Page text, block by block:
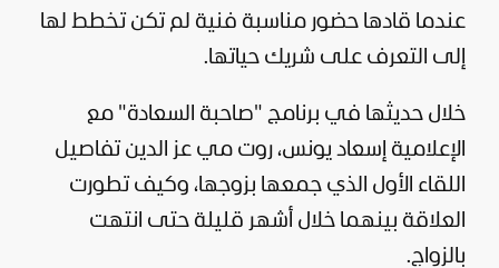
عندما قادها حضور مناسبة فنية لم تكن تخطط لها
إلى التعرف على شريك حياتها.
خلال حديثها في برنامج "صاحبة السعادة" مع
الإعلامية إسعاد يونس، روت مي عز الدين تفاصيل
اللقاء الأول الذي جمعها بزوجها، وكيف تطورت
العلاقة بينهما خلال أشهر قليلة حتى انتهت
بالزواج.